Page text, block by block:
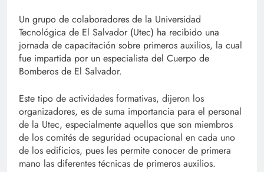
Un grupo de colaboradores de la Universidad
Tecnológica de El Salvador (Utec) ha recibido una
jornada de capacitación sobre primeros auxilios, la cual
fue impartida por un especialista del Cuerpo de
Bomberos de El Salvador.
Este tipo de actividades formativas, dijeron los
organizadores, es de suma importancia para el personal
de la Utec, especialmente aquellos que son miembros
de los comités de seguridad ocupacional en cada uno
de los edificios, pues les permite conocer de primera
mano las diferentes técnicas de primeros auxilios.